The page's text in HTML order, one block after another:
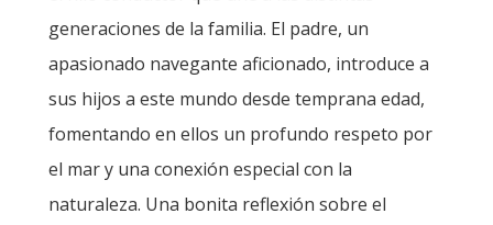
generaciones de la familia. El padre, un
apasionado navegante aficionado, introduce a
sus hijos a este mundo desde temprana edad,
fomentando en ellos un profundo respeto por
el mar y una conexión especial con la
naturaleza. Una bonita reflexión sobre el